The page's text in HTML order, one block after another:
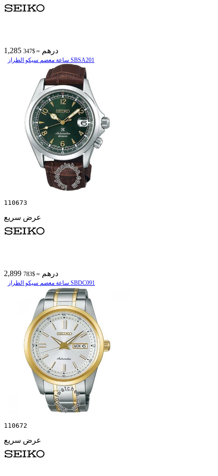
1,285 درهم ≈ $347
ساعة معصم سیکو الطراز SBSA201
110673
عرض سريع
2,899 درهم ≈ $783
ساعة معصم سیکو الطراز SBDC091
110672
عرض سريع